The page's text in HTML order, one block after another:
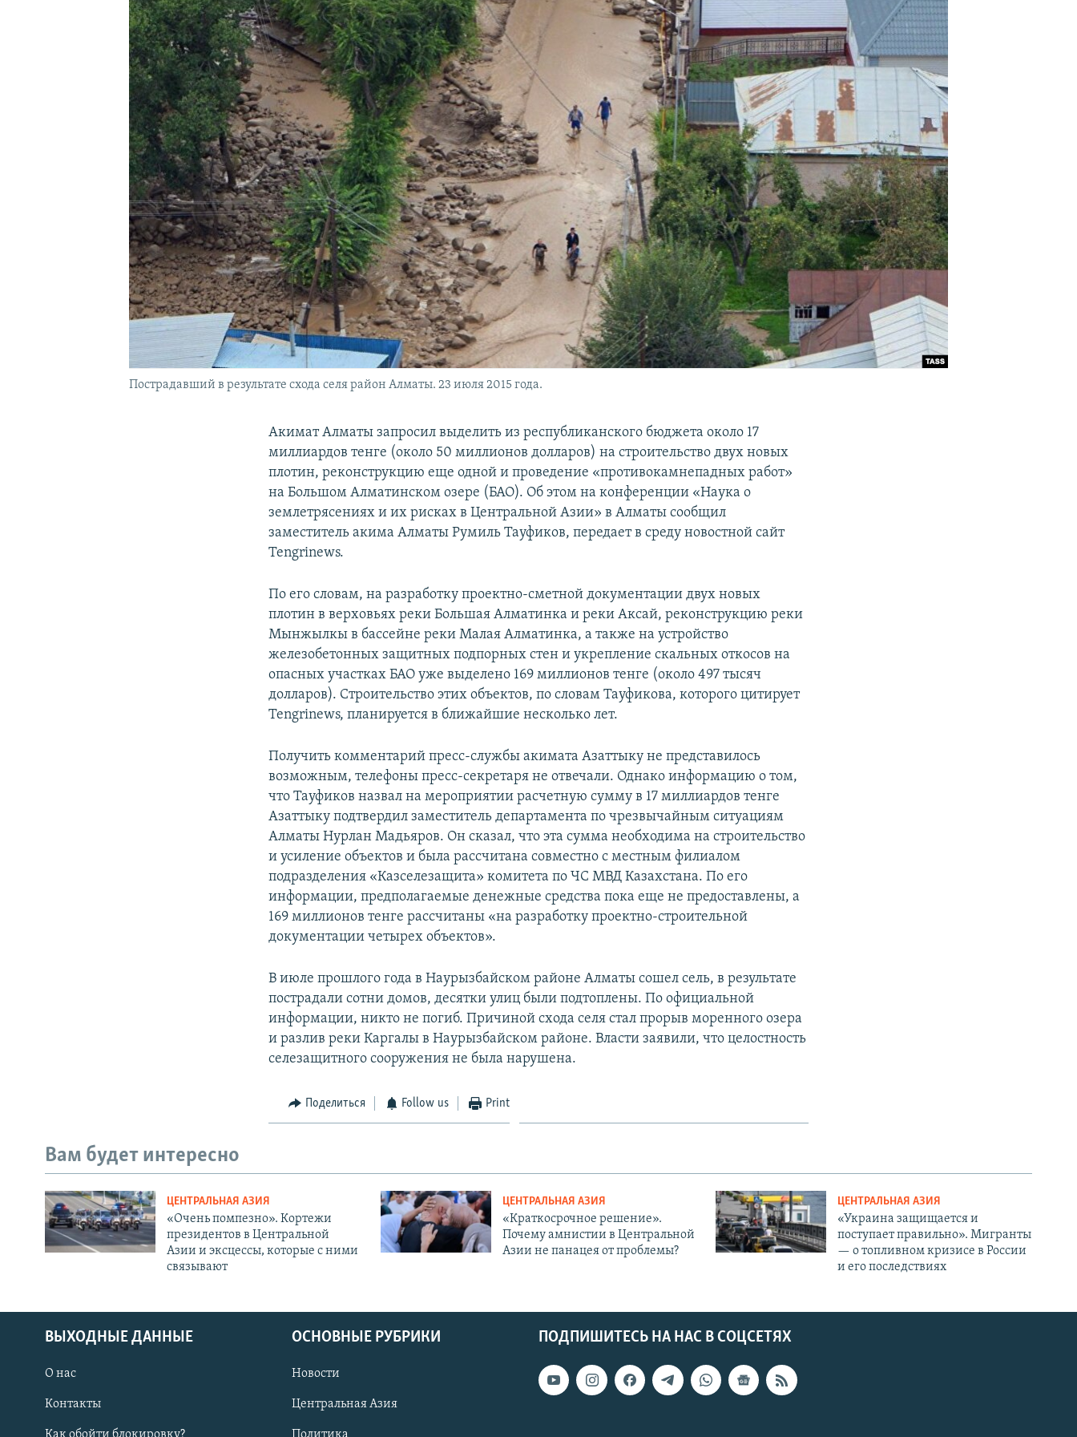
Пострадавший в результате схода селя район Алматы. 23 июля 2015 года.
Акимат Алматы запросил выделить из республиканского бюджета около 17
миллиардов тенге (около 50 миллионов долларов) на строительство двух новых
плотин, реконструкцию еще одной и проведение «противокамнепадных работ»
на Большом Алматинском озере (БАО). Об этом на конференции «Наука о
землетрясениях и их рисках в Центральной Азии» в Алматы сообщил
заместитель акима Алматы Румиль Тауфиков, передает в среду новостной сайт
Tengrinews.
По его словам, на разработку проектно-сметной документации двух новых
плотин в верховьях реки Большая Алматинка и реки Аксай, реконструкцию реки
Мынжылкы в бассейне реки Малая Алматинка, а также на устройство
железобетонных защитных подпорных стен и укрепление скальных откосов на
опасных участках БАО уже выделено 169 миллионов тенге (около 497 тысяч
долларов). Строительство этих объектов, по словам Тауфикова, которого цитирует
Tengrinews, планируется в ближайшие несколько лет.
Получить комментарий пресс-службы акимата Азаттыку не представилось
возможным, телефоны пресс-секретаря не отвечали. Однако информацию о том,
что Тауфиков назвал на мероприятии расчетную сумму в 17 миллиардов тенге
Азаттыку подтвердил заместитель департамента по чрезвычайным ситуациям
Алматы Нурлан Мадьяров. Он сказал, что эта сумма необходима на строительство
и усиление объектов и была рассчитана совместно с местным филиалом
подразделения «Казселезащита» комитета по ЧС МВД Казахстана. По его
информации, предполагаемые денежные средства пока еще не предоставлены, а
169 миллионов тенге рассчитаны «на разработку проектно-строительной
документации четырех объектов».
В июле прошлого года в Наурызбайском районе Алматы сошел сель, в результате
пострадали сотни домов, десятки улиц были подтоплены. По официальной
информации, никто не погиб. Причиной схода селя стал прорыв моренного озера
и разлив реки Каргалы в Наурызбайском районе. Власти заявили, что целостность
селезащитного сооружения не была нарушена.
Поделиться Follow us Print
Вам будет интересно
ЦЕНТРАЛЬНАЯ АЗИЯ
«Очень помпезно». Кортежи
президентов в Центральной
Азии и эксцессы, которые с ними
связывают
ЦЕНТРАЛЬНАЯ АЗИЯ
«Краткосрочное решение».
Почему амнистии в Центральной
Азии не панацея от проблемы?
ЦЕНТРАЛЬНАЯ АЗИЯ
«Украина защищается и
поступает правильно». Мигранты
— о топливном кризисе в России
и его последствиях
ПОДПИШИТЕСЬ НА НАС В СОЦСЕТЯХ
ВЫХОДНЫЕ ДАННЫЕ
О нас
Контакты
Как обойти блокировку?
ОСНОВНЫЕ РУБРИКИ
Новости
Центральная Азия
Политика